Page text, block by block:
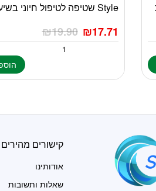
Style שטיפה לטיפול חיוני בשיער
₪19.90 ₪17.71
קישורים מהירים
אודותינו
שאלות ותשובות